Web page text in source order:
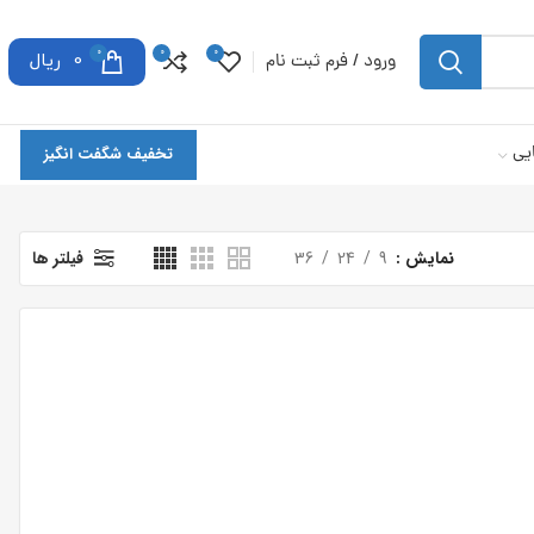
ورود / فرم ثبت نام 0
0
0
0 ریال
تخفیف شگفت انگیز
نمایش 9
24
36 فیلتر ها